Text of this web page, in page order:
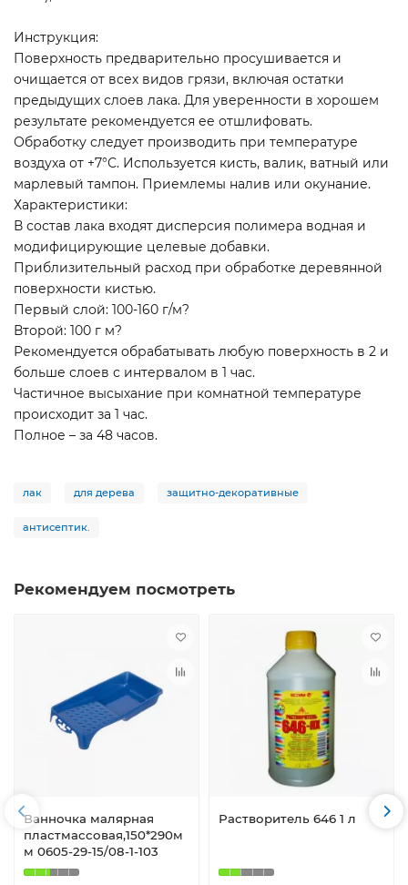
Инструкция:
Поверхность предварительно просушивается и
очищается от всех видов грязи, включая остатки
предыдущих слоев лака. Для уверенности в хорошем
результате рекомендуется ее отшлифовать.
Обработку следует производить при температуре
воздуха от +7°С. Используется кисть, валик, ватный или
марлевый тампон. Приемлемы налив или окунание.
Характеристики:
В состав лака входят дисперсия полимера водная и
модифицирующие целевые добавки.
Приблизительный расход при обработке деревянной
поверхности кистью.
Первый слой: 100-160 г/м?
Второй: 100 г м?
Рекомендуется обрабатывать любую поверхность в 2 и
больше слоев с интервалом в 1 час.
Частичное высыхание при комнатной температуре
происходит за 1 час.
Полное – за 48 часов.
лак для дерева защитно-декоративные
антисептик.
Рекомендуем посмотреть
Ванночка малярная
пластмассовая,150*290м
м 0605-29-15/08-1-103
Растворитель 646 1 л